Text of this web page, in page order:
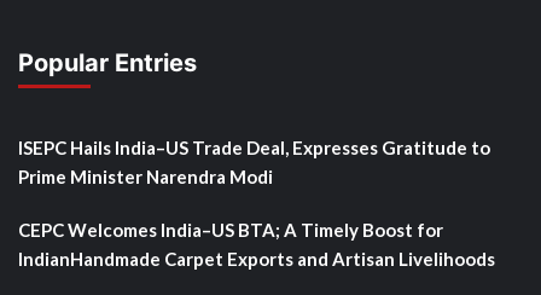
Popular Entries
ISEPC Hails India–US Trade Deal, Expresses Gratitude to
Prime Minister Narendra Modi
CEPC Welcomes India–US BTA; A Timely Boost for
IndianHandmade Carpet Exports and Artisan Livelihoods